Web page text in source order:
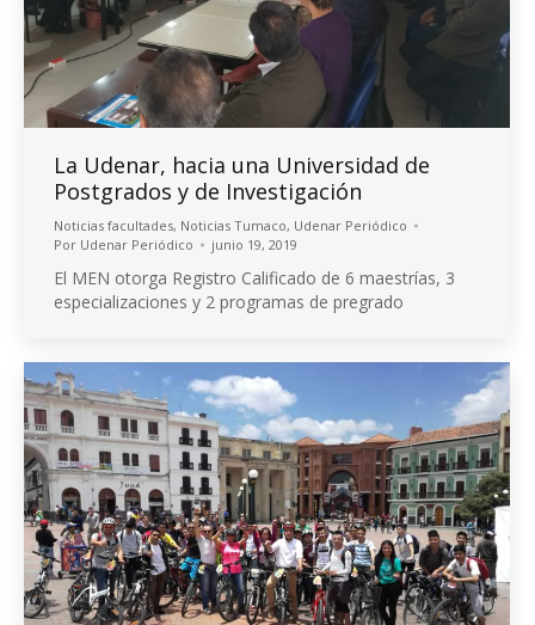
La Udenar, hacia una Universidad de
Postgrados y de Investigación
Noticias facultades, Noticias Tumaco, Udenar Periódico
Por Udenar Periódico junio 19, 2019
El MEN otorga Registro Calificado de 6 maestrías, 3
especializaciones y 2 programas de pregrado